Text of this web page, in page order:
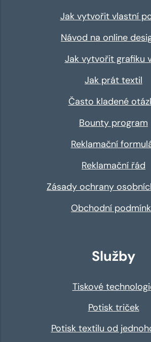
Jak vytvořit vlastní
Návod na online
Jak vytvořit grafiku
Jak prát textil
Často kladené
Bounty program
Reklamační
Reklamační řád
Zásady ochrany
Obchodní
Služby
Tiskové
Potisk triček
Potisk textilu od